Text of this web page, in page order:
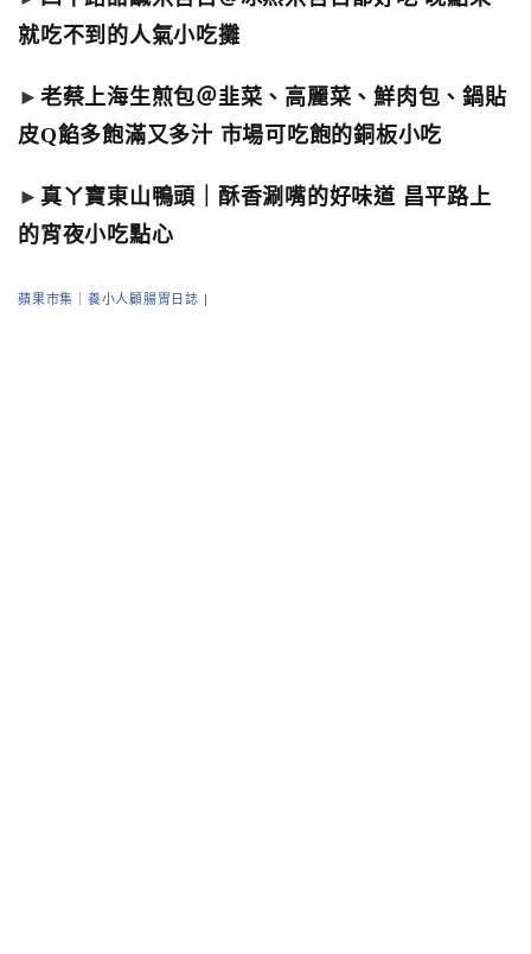
就吃不到的人氣小吃攤
► 老蔡上海生煎包＠韭菜、高麗菜、鮮肉包、鍋貼
皮Q餡多飽滿又多汁 市場可吃飽的銅板小吃
► 真ㄚ寶東山鴨頭｜酥香涮嘴的好味道 昌平路上
的宵夜小吃點心
蘋果市集｜養小人顧腸胃日誌 |